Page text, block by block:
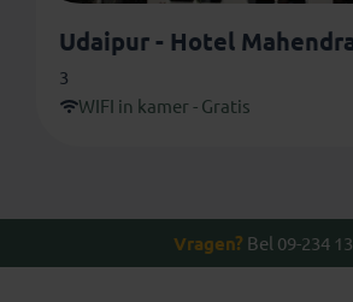
Udaipur - Hotel
3
WIFI in kamer - Gratis
Vragen? Bel 09-234